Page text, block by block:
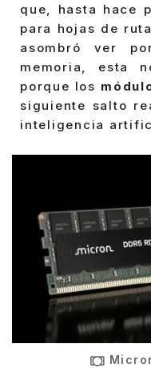
que, hasta hace
para hojas de
asombró ver
memoria, esta
porque los
siguiente salto
inteligencia